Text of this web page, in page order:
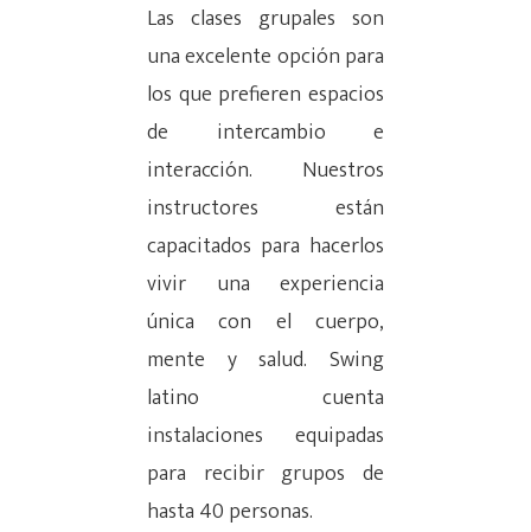
Hit enter to search or ESC to close
Las clases grupales son
una excelente opción para
los que prefieren espacios
de intercambio e
interacción. Nuestros
instructores están
capacitados para hacerlos
vivir una experiencia
única con el cuerpo,
mente y salud. Swing
latino cuenta
instalaciones equipadas
para recibir grupos de
hasta 40 personas.